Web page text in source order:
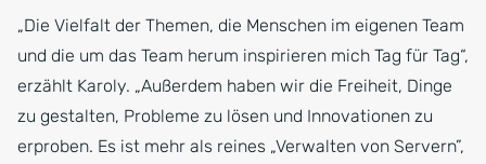
„Die Vielfalt der Themen, die Menschen im eigenen Team
und die um das Team herum inspirieren mich Tag für Tag“,
erzählt Karoly. „Außerdem haben wir die Freiheit, Dinge
zu gestalten, Probleme zu lösen und Innovationen zu
erproben. Es ist mehr als reines „Verwalten von Servern”,